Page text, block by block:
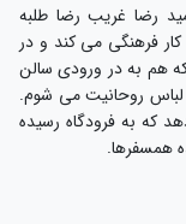
رضا غریب رضا طلبه
می کند و در
به در ورودی سالن
روحانیت می شوم.
به فرودگاه رسیده